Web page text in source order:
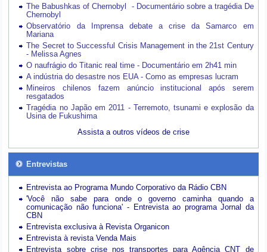
The Babushkas of Chernobyl - Documentário sobre a tragédia De
Chernobyl
Observatório da Imprensa debate a crise da Samarco em
Mariana
The Secret to Successful Crisis Management in the 21st Century
- Melissa Agnes
O naufrágio do Titanic real time - Documentário em 2h41 min
A indústria do desastre nos EUA - Como as empresas lucram
Mineiros chilenos fazem anúncio institucional após serem
resgatados
Tragédia no Japão em 2011 - Terremoto, tsunami e explosão da
Usina de Fukushima
Assista a outros vídeos de crise
Entrevistas
Entrevista ao Programa Mundo Corporativo da Rádio CBN
'Você não sabe para onde o governo caminha quando a
comunicação não funciona' - Entrevista ao programa Jornal da
CBN
Entrevista exclusiva à Revista Organicon
Entrevista à revista Venda Mais
Entrevista sobre crise nos transportes para Agência CNT de